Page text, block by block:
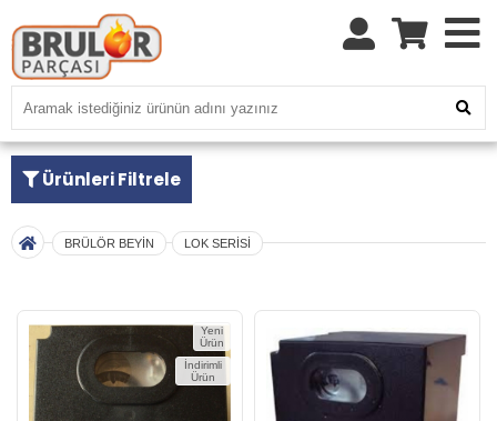
Ürünleri Filtrele
BRÜLÖR BEYİN LOK SERİSİ
Yeni
Ürün
İndirimli
Ürün